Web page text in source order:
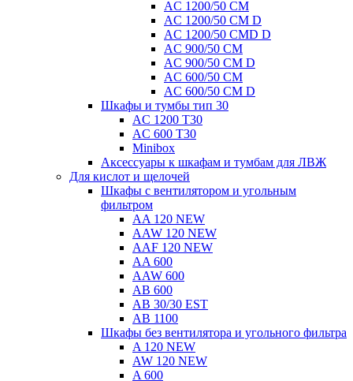
AC 1200/50 CM
AC 1200/50 CM D
AC 1200/50 CMD D
AC 900/50 CM
AC 900/50 CM D
AC 600/50 CM
AC 600/50 CM D
Шкафы и тумбы тип 30
AC 1200 T30
AC 600 T30
Minibox
Аксессуары к шкафам и тумбам для ЛВЖ
Для кислот и щелочей
Шкафы с вентилятором и угольным
фильтром
AA 120 NEW
AAW 120 NEW
AAF 120 NEW
AA 600
AAW 600
AB 600
AB 30/30 EST
AB 1100
Шкафы без вентилятора и угольного фильтра
A 120 NEW
AW 120 NEW
A 600